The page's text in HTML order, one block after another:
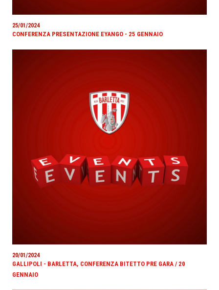
25/01/2024
CONFERENZA PRESENTAZIONE EYANGO - 25 GENNAIO
20/01/2024
GALLIPOLI - BARLETTA, CONFERENZA BITETTO PRE GARA / 20
GENNAIO